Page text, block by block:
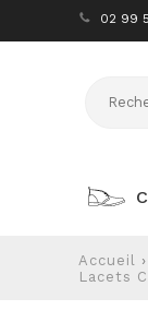
02 99
Accueil ›
Lacets